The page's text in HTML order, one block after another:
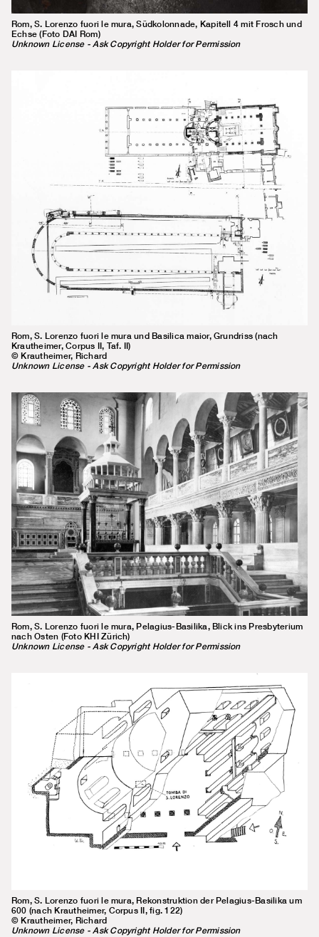
Rom, S. Lorenzo fuori le mura, Südkolonnade, Kapitell 4 mit Frosch und
Echse (Foto DAI Rom)
Unknown License - Ask Copyright Holder for Permission
Rom, S. Lorenzo fuori le mura und Basilica maior, Grundriss (nach
Krautheimer, Corpus II, Taf. II)
© Krautheimer, Richard
Unknown License - Ask Copyright Holder for Permission
Rom, S. Lorenzo fuori le mura, Pelagius-Basilika, Blick ins Presbyterium
nach Osten (Foto KHI Zürich)
Unknown License - Ask Copyright Holder for Permission
Rom, S. Lorenzo fuori le mura, Rekonstruktion der Pelagius-Basilika um
600 (nach Krautheimer, Corpus II, fig. 122)
© Krautheimer, Richard
Unknown License - Ask Copyright Holder for Permission